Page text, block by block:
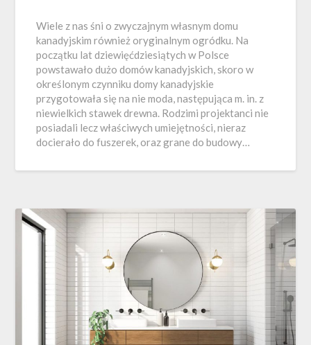
Wiele z nas śni o zwyczajnym własnym domu
kanadyjskim również oryginalnym ogródku. Na
początku lat dziewięćdziesiątych w Polsce
powstawało dużo domów kanadyjskich, skoro w
określonym czynniku domy kanadyjskie
przygotowała się na nie moda, następująca m. in. z
niewielkich stawek drewna. Rodzimi projektanci nie
posiadali lecz właściwych umiejętności, nieraz
docierało do fuszerek, oraz grane do budowy…